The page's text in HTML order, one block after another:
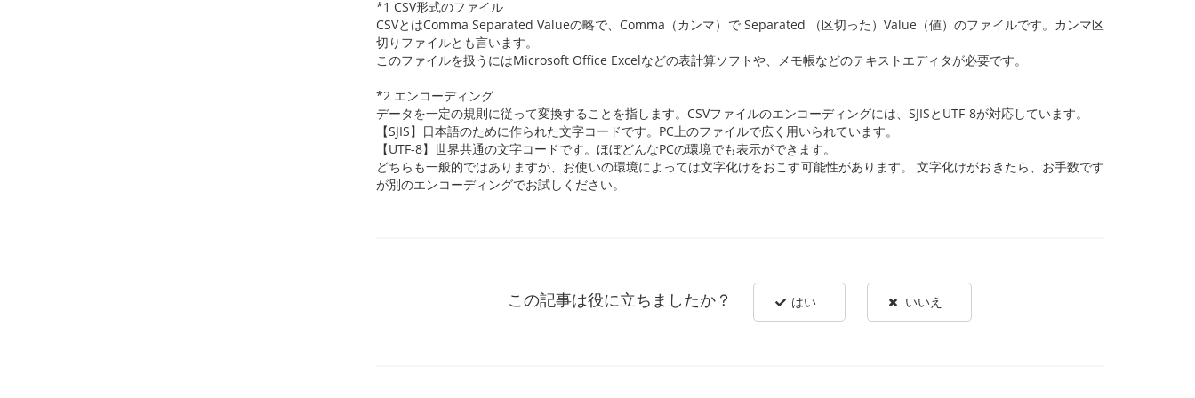
*1 CSV形式のファイル
CSVとはComma Separated Valueの略で、Comma（カンマ）で Separated （区切った）Value（値）のファイルです。カンマ区
切りファイルとも言います。
このファイルを扱うにはMicrosoft Office Excelなどの表計算ソフトや、メモ帳などのテキストエディタが必要です。
*2 エンコーディング
データを一定の規則に従って変換することを指します。CSVファイルのエンコーディングには、SJISとUTF-8が対応しています。
【SJIS】日本語のために作られた文字コードです。PC上のファイルで広く用いられています。
【UTF-8】世界共通の文字コードです。ほぼどんなPCの環境でも表示ができます。
どちらも一般的ではありますが、お使いの環境によっては文字化けをおこす可能性があります。 文字化けがおきたら、お手数です
が別のエンコーディングでお試しください。
この記事は役に立ちましたか？ はい いいえ